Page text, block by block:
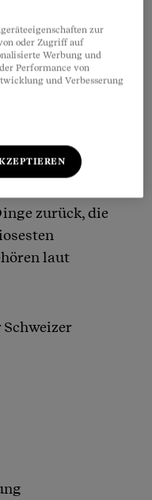
–
Schlüssel
werden,
zurück, die
laut
zur
oder Zugriff auf
Werbung und
Performance von
und Verbesserung